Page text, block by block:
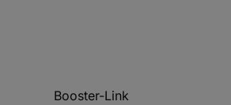
Booster-Link